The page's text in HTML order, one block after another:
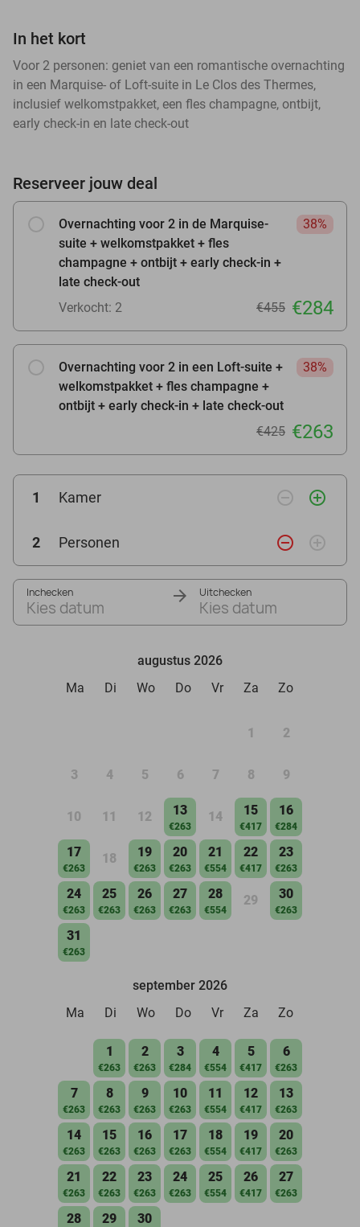
In het kort
Voor 2 personen: geniet van een romantische overnachting
in een Marquise- of Loft-suite in Le Clos des Thermes,
inclusief welkomstpakket, een fles champagne, ontbijt,
early check-in en late check-out
Reserveer jouw deal
Overnachting voor 2 in de Marquise-
suite + welkomstpakket + fles
champagne + ontbijt + early check-in +
late check-out
38%
Verkocht: 2 €455 €284
Overnachting voor 2 in een Loft-suite +
welkomstpakket + fles champagne +
ontbijt + early check-in + late check-out
38%
€425 €263
1 Kamer remove_circle_outline add_circle_outline
2 Personen remove_circle_outline add_circle_outline
Inchecken
Kies datum
Uitchecken
Kies datum
augustus 2026
Ma
Di Wo Do Vr Za Zo
1 2
3 4 5 6 7 8 9
10 11 12 13
€263
14 15
€417
16
€284
17
€263
18 19
€263
20
€263
21
€554
22
€417
23
€263
24
€263
25
€263
26
€263
27
€263
28
€554
29 30
€263
31
€263
september 2026
Ma
Di Wo Do Vr Za Zo
1
€263
2
€263
3
€284
4
€554
5
€417
6
€263
7
€263
8
€263
9
€263
10
€263
11
€554
12
€417
13
€263
14
€263
15
€263
16
€263
17
€263
18
€554
19
€417
20
€263
21
€263
22
€263
23
€263
24
€263
25
€554
26
€417
27
€263
28 29 30